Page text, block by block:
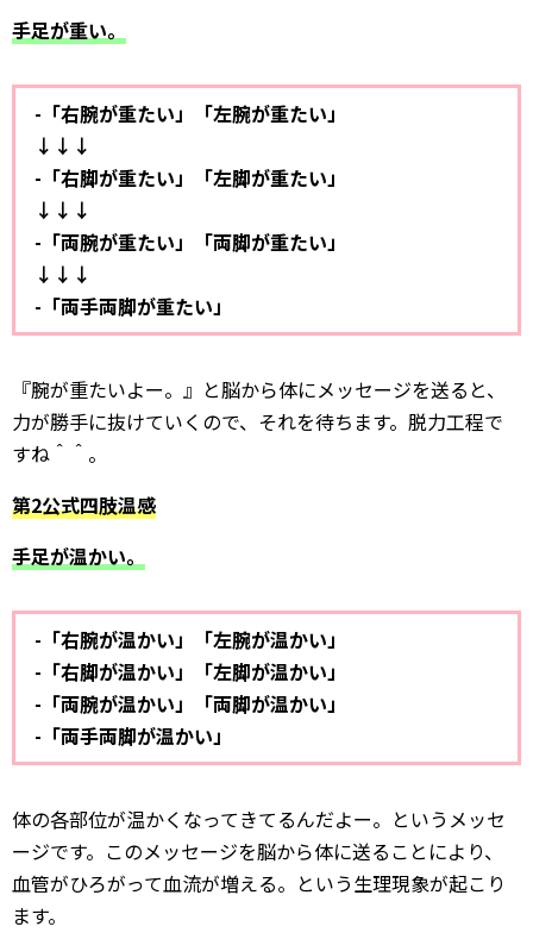
手足が重い。
-「右腕が重たい」「左腕が重たい」
↓↓↓
-「右脚が重たい」「左脚が重たい」
↓↓↓
-「両腕が重たい」「両脚が重たい」
↓↓↓
-「両手両脚が重たい」
『腕が重たいよー。』と脳から体にメッセージを送ると、
力が勝手に抜けていくので、それを待ちます。脱力工程で
すね＾＾。
第2公式四肢温感
手足が温かい。
-「右腕が温かい」「左腕が温かい」
-「右脚が温かい」「左脚が温かい」
-「両腕が温かい」「両脚が温かい」
-「両手両脚が温かい」
体の各部位が温かくなってきてるんだよー。というメッセ
ージです。このメッセージを脳から体に送ることにより、
血管がひろがって血流が増える。という生理現象が起こり
ます。